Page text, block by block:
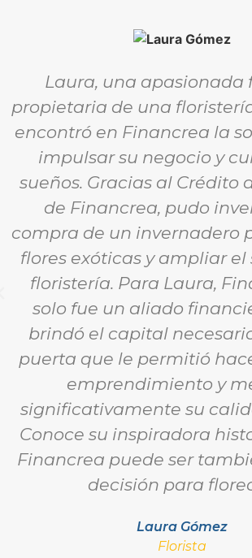
Laura, una apasionada
propietaria de una
encontró en Financrea la
impulsar su negocio y
sueños. Gracias al Crédito
de Financrea, pudo
compra de un invernadero
flores exóticas y ampliar el
floristería. Para Laura,
solo fue un aliado
brindó el capital
puerta que le permitió
emprendimiento y
significativamente su
Conoce su inspiradora
Financrea puede ser
decisión para
Laura Gómez
Florista